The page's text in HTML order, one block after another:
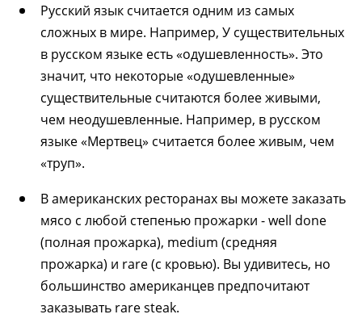
Русский язык считается одним из самых
сложных в мире. Например, У существительных
в русском языке есть «одушевленность». Это
значит, что некоторые «одушевленные»
существительные считаются более живыми,
чем неодушевленные. Например, в русском
языке «Мертвец» считается более живым, чем
«труп».
В американских ресторанах вы можете заказать
мясо с любой степенью прожарки - well done
(полная прожарка), medium (средняя
прожарка) и rare (с кровью). Вы удивитесь, но
большинство американцев предпочитают
заказывать rare steak.